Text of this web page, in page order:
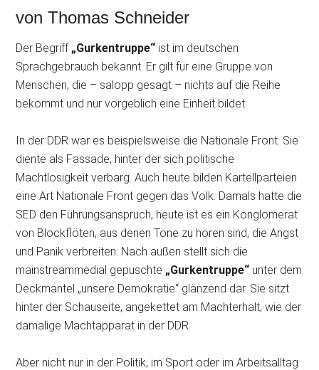
von Thomas Schneider
Der Begriff „Gurkentruppe“ ist im deutschen
Sprachgebrauch bekannt. Er gilt für eine Gruppe von
Menschen, die – salopp gesagt – nichts auf die Reihe
bekommt und nur vorgeblich eine Einheit bildet.
In der DDR war es beispielsweise die Nationale Front. Sie
diente als Fassade, hinter der sich politische
Machtlosigkeit verbarg. Auch heute bilden Kartellparteien
eine Art Nationale Front gegen das Volk. Damals hatte die
SED den Führungsanspruch, heute ist es ein Konglomerat
von Blockflöten, aus denen Töne zu hören sind, die Angst
und Panik verbreiten. Nach außen stellt sich die
mainstreammedial gepuschte „Gurkentruppe“ unter dem
Deckmantel „unsere Demokratie“ glänzend dar. Sie sitzt
hinter der Schauseite, angekettet am Machterhalt, wie der
damalige Machtapparat in der DDR.
Aber nicht nur in der Politik, im Sport oder im Arbeitsalltag